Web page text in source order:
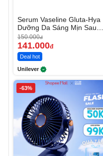
Serum Vaseline Gluta-Hya
Dưỡng Da Sáng Mịn Sau 7
Ngày
150.000đ
141.000đ
Deal hot
Unilever
-63%